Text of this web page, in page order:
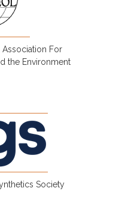
Association For
the Environment
Society